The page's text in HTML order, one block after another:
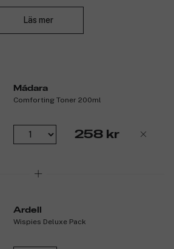
Läs mer
Mádara
Comforting Toner 200ml
258 kr
Ardell
Wispies Deluxe Pack